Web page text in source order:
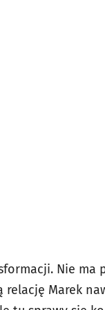
Nie ma
Marek